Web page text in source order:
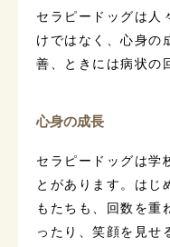
セラピードッグは人
けではなく、心身の
善、ときには病状の
心身の成長
セラピードッグは学
とがあります。はじ
もたちも、回数を重
ったり、笑顔を見せ